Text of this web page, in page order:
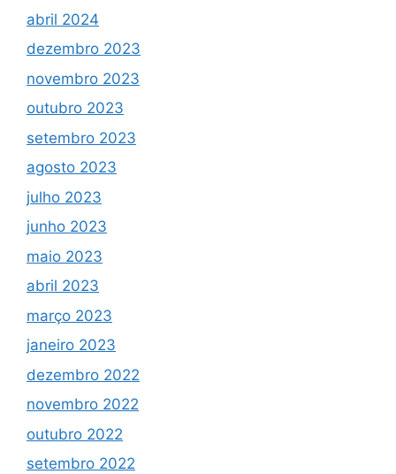
abril 2024
dezembro 2023
novembro 2023
outubro 2023
setembro 2023
agosto 2023
julho 2023
junho 2023
maio 2023
abril 2023
março 2023
janeiro 2023
dezembro 2022
novembro 2022
outubro 2022
setembro 2022